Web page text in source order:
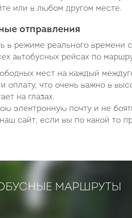
или в любом другом месте.
отправления
в режиме реального
автобусных рейсах по
мест на каждый
оплату, что очень важно в
на глазах.
электронную почту и не
сайт, если вы по какой то
МАРШРУТЫ